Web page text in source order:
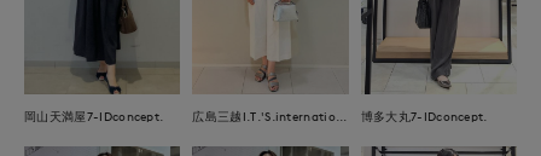
岡山天満屋7-IDconcept. 博多大丸7-IDconcept.